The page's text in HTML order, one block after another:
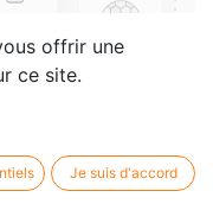
offrir une
ce site.
Je suis d'accord